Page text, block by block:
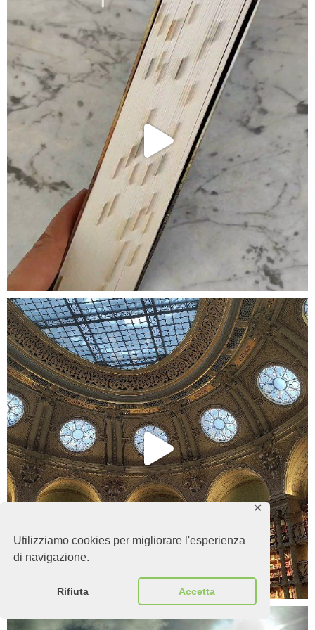
Utilizziamo cookies per migliorare l'esperienza
di navigazione.
Rifiuta Accetta
✕